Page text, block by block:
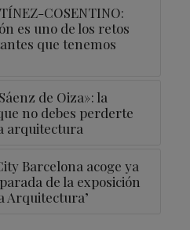
COSENTINO:
es uno de los retos
que tenemos
de Oiza»: la
no debes perderte
arquitectura
Barcelona acoge ya
de la exposición
Arquitectura’